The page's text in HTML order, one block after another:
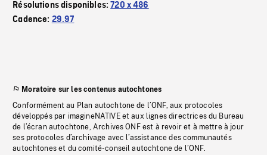
Résolutions disponibles:720 x 486
Cadence: 29.97
Moratoire sur les contenus autochtones
Conformément au Plan autochtone de l’ONF, aux protocoles
développés par imagineNATIVE et aux lignes directrices du Bureau
de l’écran autochtone, Archives ONF est à revoir et à mettre à jour
ses protocoles d’archivage avec l’assistance des communautés
autochtones et du comité-conseil autochtone de l’ONF.